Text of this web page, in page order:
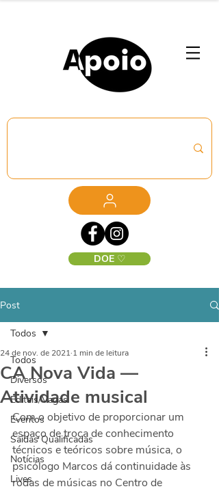
DOE ♡
Post
Todos
Diversos
Editais/Vagas
Eventos
Saídas Qualificadas
Notícias
Lives
Todos
CA Nova Vida —
Atividade musical
24 de nov. de 2021 1 min de leitura
Com o objetivo de proporcionar um
espaço de troca de conhecimento
técnicos e teóricos sobre música, o
psicólogo Marcos dá continuidade às
rodas de músicas no Centro de